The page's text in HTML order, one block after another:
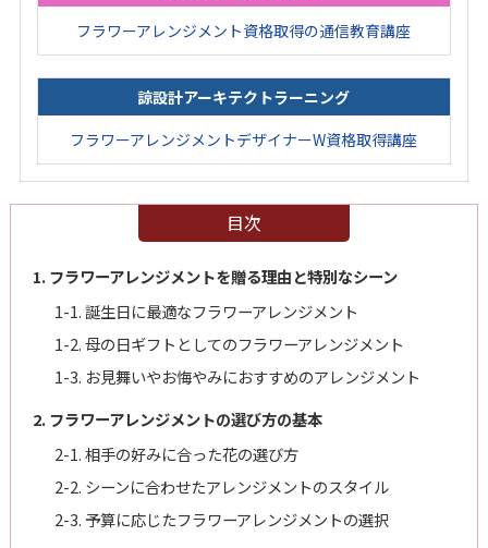
フラワーアレンジメント資格取得の通信教育講座
諒設計アーキテクトラーニング
フラワーアレンジメントデザイナーW資格取得講座
目次
1. フラワーアレンジメントを贈る理由と特別なシーン
1-1. 誕生日に最適なフラワーアレンジメント
1-2. 母の日ギフトとしてのフラワーアレンジメント
1-3. お見舞いやお悔やみにおすすめのアレンジメント
2. フラワーアレンジメントの選び方の基本
2-1. 相手の好みに合った花の選び方
2-2. シーンに合わせたアレンジメントのスタイル
2-3. 予算に応じたフラワーアレンジメントの選択